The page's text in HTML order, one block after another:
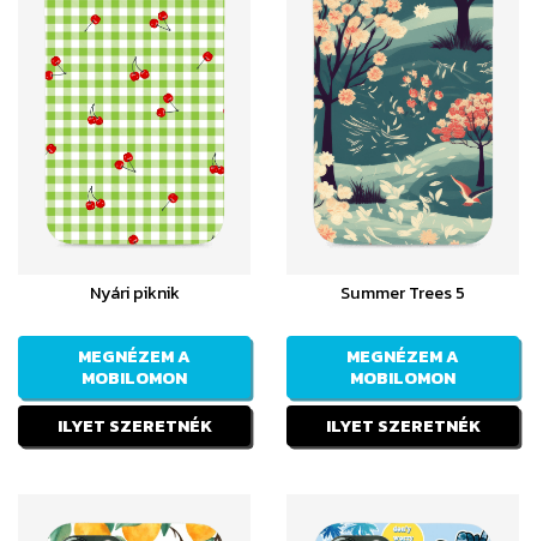
Nyári piknik
MEGNÉZEM A
MOBILOMON
ILYET SZERETNÉK
Summer Trees 5
MEGNÉZEM A
MOBILOMON
ILYET SZERETNÉK